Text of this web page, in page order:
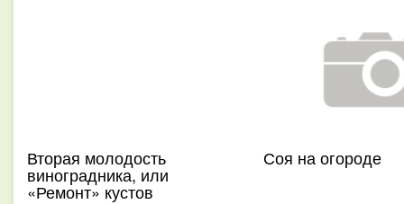
Вторая молодость
виноградника, или
«Ремонт» кустов
Соя на огороде